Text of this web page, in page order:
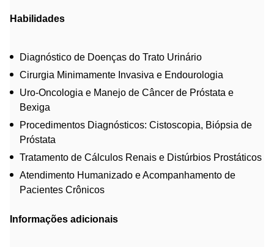
Habilidades
Diagnóstico de Doenças do Trato Urinário
Cirurgia Minimamente Invasiva e Endourologia
Uro-Oncologia e Manejo de Câncer de Próstata e
Bexiga
Procedimentos Diagnósticos: Cistoscopia, Biópsia de
Próstata
Tratamento de Cálculos Renais e Distúrbios Prostáticos
Atendimento Humanizado e Acompanhamento de
Pacientes Crônicos
Informações adicionais